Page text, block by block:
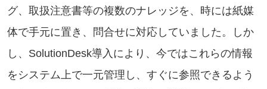
グ、取扱注意書等の複数のナレッジを、時には紙媒
体で手元に置き、問合せに対応していました。しか
し、SolutionDesk導入により、今ではこれらの情報
をシステム上で一元管理し、すぐに参照できるよう